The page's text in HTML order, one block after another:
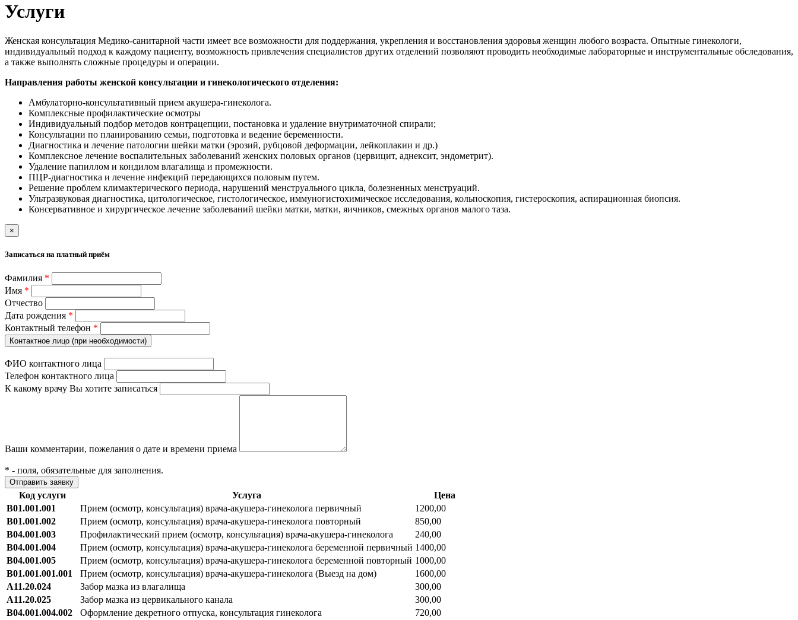
Услуги
Женская консультация Медико-санитарной части имеет все возможности для поддержания, укрепления и восстановления здоровья женщин любого возраста. Опытные гинекологи,
индивидуальный подход к каждому пациенту, возможность привлечения специалистов других отделений позволяют проводить необходимые лабораторные и инструментальные обследования,
а также выполнять сложные процедуры и операции.
Направления работы женской консультации и гинекологического отделения:
Амбулаторно-консультативный прием акушера-гинеколога.
Комплексные профилактические осмотры
Индивидуальный подбор методов контрацепции, постановка и удаление внутриматочной спирали;
Консультации по планированию семьи, подготовка и ведение беременности.
Диагностика и лечение патологии шейки матки (эрозий, рубцовой деформации, лейкоплакии и др.)
Комплексное лечение воспалительных заболеваний женских половых органов (цервицит, аднексит, эндометрит).
Удаление папиллом и кондилом влагалища и промежности.
ПЦР-диагностика и лечение инфекций передающихся половым путем.
Решение проблем климактерического периода, нарушений менструального цикла, болезненных менструаций.
Ультразвуковая диагностика, цитологическое, гистологическое, иммуногистохимическое исследования, кольпоскопия, гистероскопия, аспирационная биопсия.
Консервативное и хирургическое лечение заболеваний шейки матки, матки, яичников, смежных органов малого таза.
×
Записаться на платный приём
Фамилия *
Имя *
Отчество
Дата рождения *
Контактный телефон *
Контактное лицо (при необходимости)
ФИО контактного лица
Телефон контактного лица
К какому врачу Вы хотите записаться
Ваши комментарии, пожелания о дате и времени приема
* - поля, обязательные для заполнения.
Код услуги Услуга
Цена
В01.001.001
Прием (осмотр, консультация) врача-акушера-гинеколога первичный
1200,00
В01.001.002
Прием (осмотр, консультация) врача-акушера-гинеколога повторный
850,00
В04.001.003
Профилактический прием (осмотр, консультация) врача-акушера-гинеколога
240,00
В04.001.004
Прием (осмотр, консультация) врача-акушера-гинеколога беременной первичный 1400,00
В04.001.005
Прием (осмотр, консультация) врача-акушера-гинеколога беременной повторный 1000,00
В01.001.001.001
Прием (осмотр, консультация) врача-акушера-гинеколога (Выезд на дом)
1600,00
А11.20.024
Забор мазка из влагалища
300,00
А11.20.025
Забор мазка из цервикального канала
300,00
В04.001.004.002
Оформление декретного отпуска, консультация гинеколога
720,00